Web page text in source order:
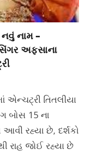
નામ –
અફસાના
એન્ચટ્રી તિતલીયા
બોસ 15 ના
રહ્યા છે, દર્શકો
રાહ જોઈ રહ્યા છે